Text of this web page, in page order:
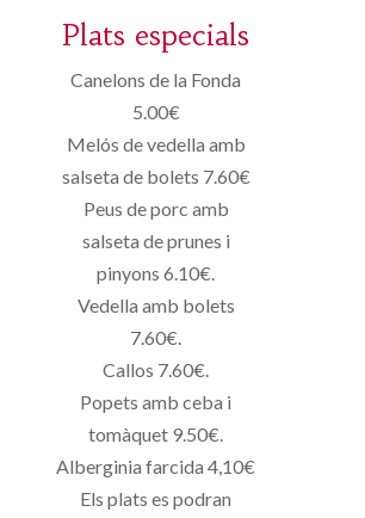
Plats especials
Canelons de la Fonda
5.00€
Melós de vedella amb
salseta de bolets 7.60€
Peus de porc amb
salseta de prunes i
pinyons 6.10€.
Vedella amb bolets
7.60€.
Callos 7.60€.
Popets amb ceba i
tomàquet 9.50€.
Alberginia farcida 4,10€
Els plats es podran